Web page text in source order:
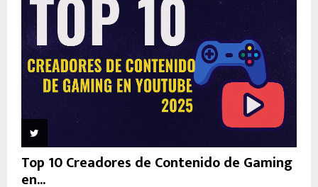
Top 10 Creadores de Contenido de Gaming
en...